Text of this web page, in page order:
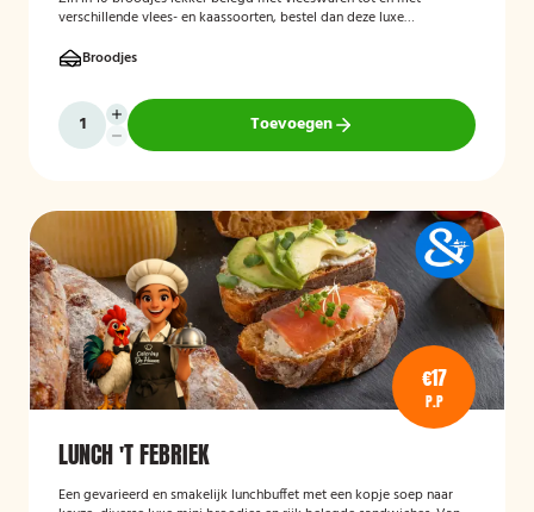
verschillende vlees- en kaassoorten, bestel dan deze luxe
Broodjes
Toevoegen
€17
P.P
LUNCH 'T FEBRIEK
Een gevarieerd en smakelijk lunchbuffet met een kopje soep naar